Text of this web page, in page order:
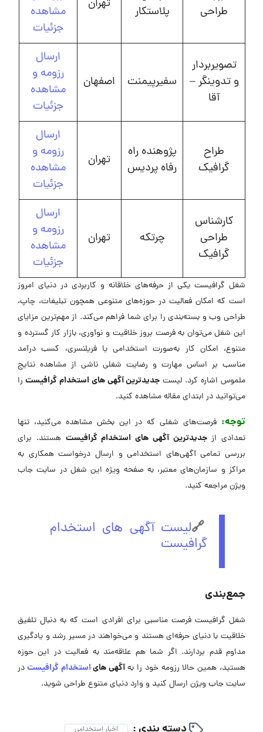
طراحی
پلاستکار
تهران
مشاهده
جزئیات
تصویربردار
و تدوینگر –
آقا
سفیرپیمنت اصفهان
ارسال
رزومه و
مشاهده
جزئیات
طراح
گرافیک
پژوهنده راه
رفاه پردیس
تهران
ارسال
رزومه و
مشاهده
جزئیات
کارشناس
طراحی
گرافیک
چرتکه تهران
ارسال
رزومه و
مشاهده
جزئیات
شغل گرافیست یکی از حرفه‌های خلاقانه و کاربردی در دنیای امروز
است که امکان فعالیت در حوزه‌های متنوعی همچون تبلیغات، چاپ،
طراحی وب و بسته‌بندی را برای شما فراهم می‌کند. از مهم‌ترین مزایای
این شغل می‌توان به فرصت بروز خلاقیت و نوآوری، بازار کار گسترده و
متنوع، امکان کار به‌صورت استخدامی یا فریلنسری، کسب درآمد
مناسب بر اساس مهارت و رضایت شغلی ناشی از مشاهده نتایج
ملموس اشاره کرد. لیست جدیدترین آگهی های استخدام گرافیست را
می‌توانید در ابتدای مقاله مشاهده کنید.
توجه: فرصت‌های شغلی که در این بخش مشاهده می‌کنید، تنها
تعدادی ازجدیدترین آگهی های استخدام گرافیست هستند. برای
بررسی تمامی آگهی‌های استخدامی و ارسال درخواست همکاری به
مراکز و سازمان‌های معتبر، به صفحه ویژه این شغل در ‌سایت جاب
ویژن مراجعه کنید.
🔗لیست آگهی های استخدام
گرافیست
جمع‌بندی
شغل گرافیست فرصت مناسبی برای افرادی است که به دنبال تلفیق
خلاقیت با دنیای حرفه‌ای هستند و می‌خواهند در مسیر رشد و یادگیری
مداوم قدم بردارند. اگر شما هم علاقه‌مند به فعالیت در این حوزه
هستید، همین حالا رزومه‌ خود را بهآگهی ‌هایاستخدام گرافیستدر
سایت جاب ویژن ارسال کنید و وارد دنیای متنوع طراحی شوید.
اخبار استخدامی